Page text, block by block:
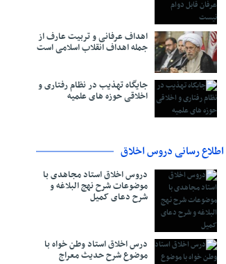
اهداف عرفانی و تربیت عارف از
جمله اهداف انقلاب اسلامی است
جایگاه تهذیب در نظام رفتاری و
اخلاقی حوزه‌ های علمیه
اطلاع رسانی دروس اخلاق
دروس اخلاق استاد مجاهدی با
موضوعات شرح نهج البلاغه و
شرح دعای کمیل
درس اخلاق استاد وطن خواه با
موضوع شرح حدیث معراج